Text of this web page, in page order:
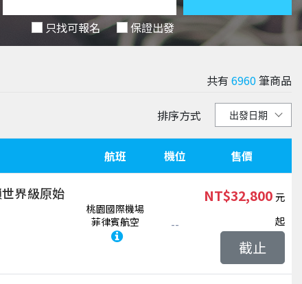
只找可報名 保證出發
共有 6960筆商品
排序方式
航班 機位 售價
界級原始
桃園國際機場
菲律賓航空
--
NT$32,800
起
截止